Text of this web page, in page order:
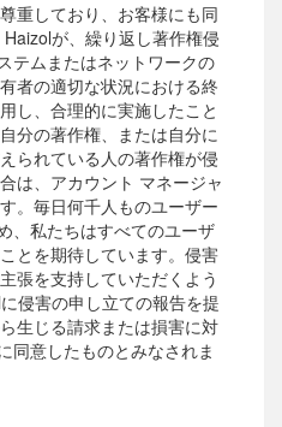
重しており、お客様にも同
が、繰り返し著作権侵
テムまたはネットワークの
者の適切な状況における終
し、合理的に実施したこと
分の著作権、または自分に
られている人の著作権が侵
は、アカウント マネージャ
。毎日何千人ものユーザー
、私たちはすべてのユーザ
とを期待しています。侵害
張を支持していただくよう
侵害の申し立ての報告を提
生じる請求または損害に対
同意したものとみなされま